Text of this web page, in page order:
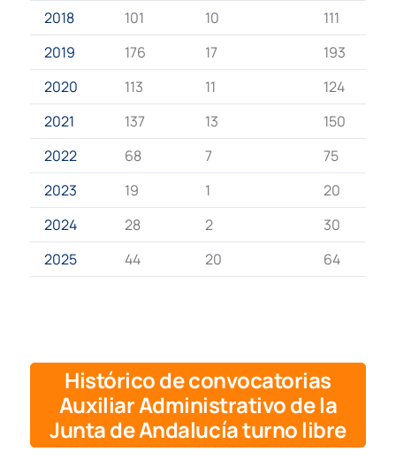
2018
101 10
111
2019
176 17
193
2020
113 11
124
2021
137 13
150
2022
68 7
75
2023
19 1
20
2024
28 2
30
2025
44 20 64
Histórico de convocatorias
Auxiliar Administrativo de la
Junta de Andalucíaturno libre